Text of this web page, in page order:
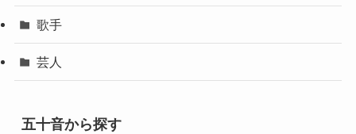
歌手
芸人
五十音から探す